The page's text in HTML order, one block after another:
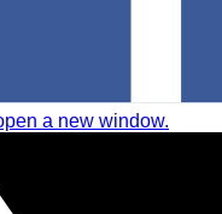
a new window.